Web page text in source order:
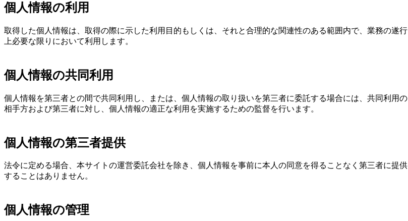
個人情報の利用
取得した個人情報は、取得の際に示した利用目的もしくは、それと合理的な関連性のある範囲内で、業務の遂行
上必要な限りにおいて利用します。
個人情報の共同利用
個人情報を第三者との間で共同利用し、または、個人情報の取り扱いを第三者に委託する場合には、共同利用の
相手方および第三者に対し、個人情報の適正な利用を実施するための監督を行います。
個人情報の第三者提供
法令に定める場合、本サイトの運営委託会社を除き、個人情報を事前に本人の同意を得ることなく第三者に提供
することはありません。
個人情報の管理